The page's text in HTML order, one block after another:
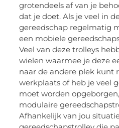
grotendeels af van je
dat je doet. Als je veel in
gereedschap regelmatig
een mobiele
Veel van deze trolleys
wielen waarmee je deze
naar de andere plek kunt
werkplaats of heb je veel
moet worden
modulaire
Afhankelijk van jou